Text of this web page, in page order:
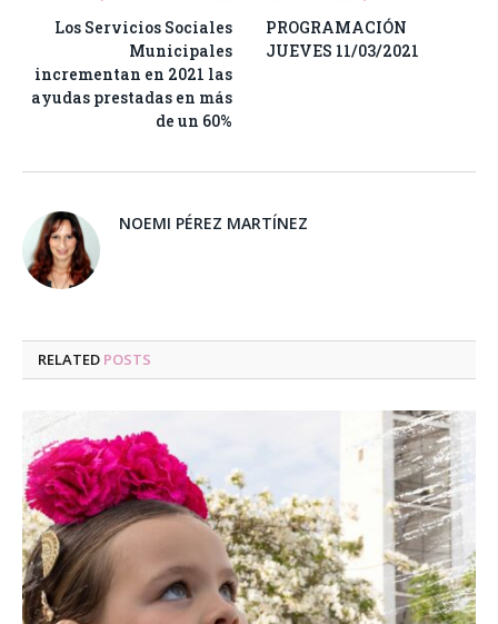
Los Servicios Sociales
Municipales
incrementan en 2021 las
ayudas prestadas en más
de un 60%
PROGRAMACIÓN
JUEVES 11/03/2021
NOEMI PÉREZ MARTÍNEZ
RELATED POSTS